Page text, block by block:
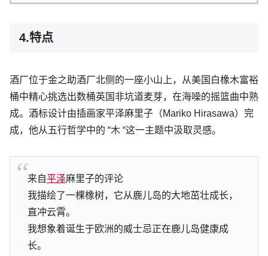
4.特点
酒厂位于金之助酒厂北侧的一座小山上，从美国白橡木富裕
桶中精心挑选出数桶英国非坑道麦芽，在海噪的摇篮曲中熟
成。酒标设计由插画家平泽麻里子（Mariko Hirasawa）完
成，他从五行哲学中的 “木 “这一主题中汲取灵感。
来自平泽麻里子的评论
我描绘了一棵橡树，它从鹿儿岛的大地茁壮成长，
直冲云霄。
我想象着诞生于欧洲的威士忌正在鹿儿岛健康成
长。